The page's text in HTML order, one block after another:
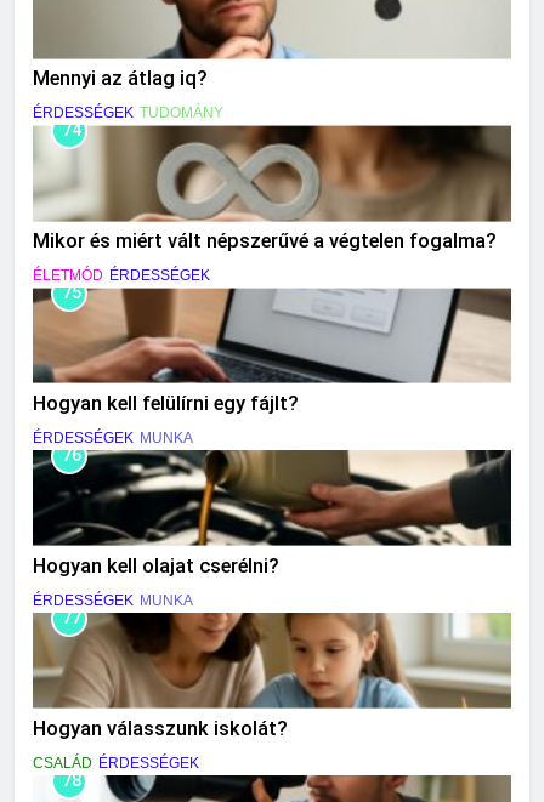
Mennyi az átlag iq?
ÉRDESSÉGEK TUDOMÁNY
74
Mikor és miért vált népszerűvé a végtelen fogalma?
ÉLETMÓD ÉRDESSÉGEK
75
Hogyan kell felülírni egy fájlt?
ÉRDESSÉGEK MUNKA
76
Hogyan kell olajat cserélni?
ÉRDESSÉGEK MUNKA
77
Hogyan válasszunk iskolát?
CSALÁD ÉRDESSÉGEK
78